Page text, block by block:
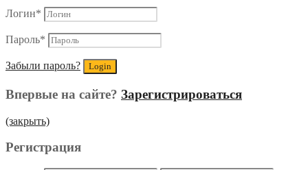
Логин*
Пароль*
Забыли пароль?
Впервые на сайте? Зарегистрироваться
(закрыть)
Регистрация